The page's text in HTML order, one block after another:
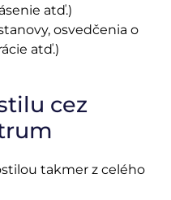
atď.)
osvedčenia o
atď.)
cez
takmer z celého